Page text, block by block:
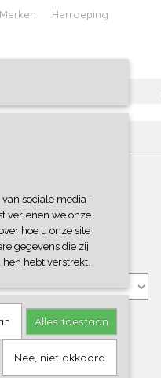
Merken Herroeping
sociale media-
verlenen we onze
hoe u onze site
gegevens die zij
hebt verstrekt.
Alles toestaan
Nee, niet akkoord